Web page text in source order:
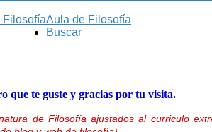
Aula de Filosofía
Filosofía
Buscar
que te guste y gracias por tu visita.
de Filosofía ajustados al curriculo